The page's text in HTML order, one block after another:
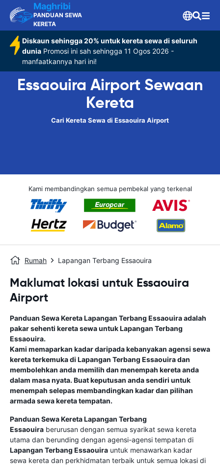
Maghribi
PANDUAN SEWA
KERETA
Diskaun sehingga 20% untuk kereta sewa di seluruh
dunia Promosi ini sah sehingga 11 Ogos 2026 -
manfaatkannya hari ini!
Essaouira Airport Sewaan
Kereta
Cari Kereta Sewa di Essaouira Airport
Kami membandingkan semua pembekal yang terkenal
Rumah Lapangan Terbang Essaouira
Maklumat lokasi untuk Essaouira
Airport
Panduan Sewa KeretaLapangan Terbang Essaouiraadalah
pakar sehenti kereta sewa untukLapangan Terbang
Essaouira.
Kami memaparkan kadar daripada kebanyakan agensi sewa
kereta terkemuka di Lapangan Terbang Essaouiradan
membolehkan anda memilih dan menempah kereta anda
dalam masa nyata. Buat keputusan anda sendiri untuk
menempah selepas membandingkan kadar dan pilihan
armada sewa kereta tempatan.
Panduan Sewa KeretaLapangan Terbang
Essaouira berurusan dengan semua syarikat sewa kereta
utama dan berunding dengan agensi-agensi tempatan di
Lapangan Terbang Essaouira untuk menawarkan kadar
sewa kereta dan perkhidmatan terbaik untuk semua lokasi di